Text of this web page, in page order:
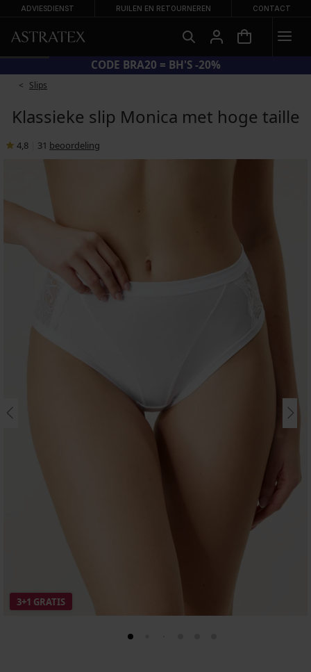
ADVIESDIENST RUILEN EN RETOURNEREN CONTACT
CODE BRA20 = BH'S -20%
Slips
Klassieke slip Monica met hoge taille
4,8 31 beoordeling
3+1 GRATIS